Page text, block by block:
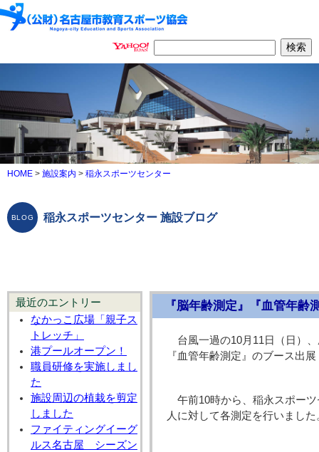
HOME > 施設案内 > 稲永スポーツセンター
稲永スポーツセンター 施設ブログ
最近のエントリー
なかっこ広場「親子ス
トレッチ」
港プールオープン！
職員研修を実施しまし
た
施設周辺の植栽を剪定
しました
ファイティングイーグ
ルス名古屋 シーズン
『脳年齢測定』『血管年
台風一過の10月11日（日）
『血管年齢測定』のブース出
午前10時から、稲永スポー
人に対して各測定を行いました